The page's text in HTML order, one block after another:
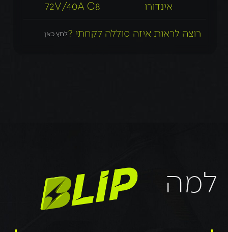
אינדורו
72V/40A C8
רוצה לראות איזה סוללה לקחתי ?לחץ כאן
למה